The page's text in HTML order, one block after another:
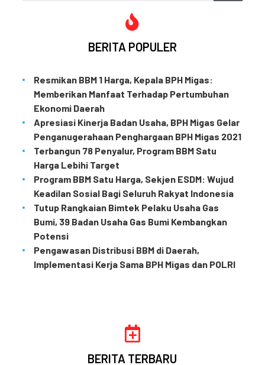
BERITA POPULER
Resmikan BBM 1 Harga, Kepala BPH Migas:
Memberikan Manfaat Terhadap Pertumbuhan
Ekonomi Daerah
Apresiasi Kinerja Badan Usaha, BPH Migas Gelar
Penganugerahaan Penghargaan BPH Migas 2021
Terbangun 78 Penyalur, Program BBM Satu
Harga Lebihi Target
Program BBM Satu Harga, Sekjen ESDM: Wujud
Keadilan Sosial Bagi Seluruh Rakyat Indonesia
Tutup Rangkaian Bimtek Pelaku Usaha Gas
Bumi, 39 Badan Usaha Gas Bumi Kembangkan
Potensi
Pengawasan Distribusi BBM di Daerah,
Implementasi Kerja Sama BPH Migas dan POLRI
BERITA TERBARU